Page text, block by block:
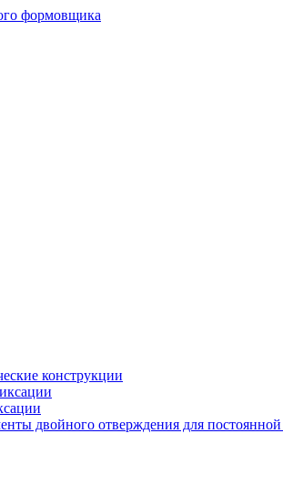
формовщика
конструкции
двойного отверждения для